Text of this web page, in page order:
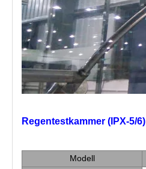
Regentestkammer (IPX-5/6)
Modell